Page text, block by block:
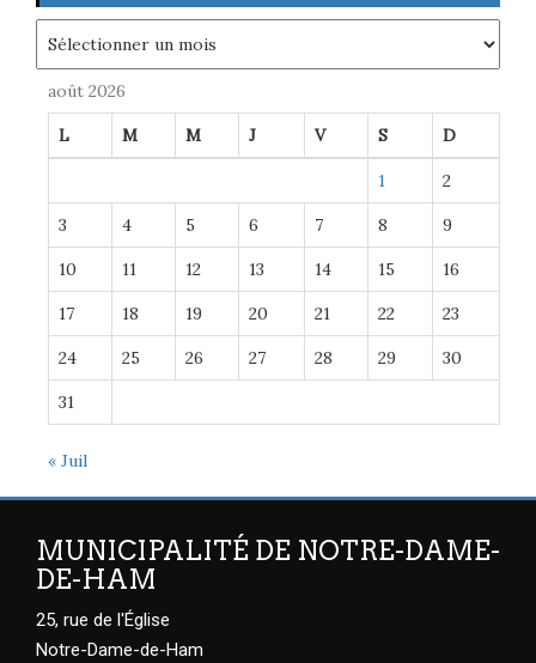
août 2026
L M M J V S D
1 2
3 4 5 6 7 8 9
10 11 12 13 14 15 16
17 18 19 20 21 22 23
24 25 26 27 28 29 30
31
« Juil
MUNICIPALITÉ DE NOTRE-DAME-
DE-HAM
25, rue de l'Église
Notre-Dame-de-Ham